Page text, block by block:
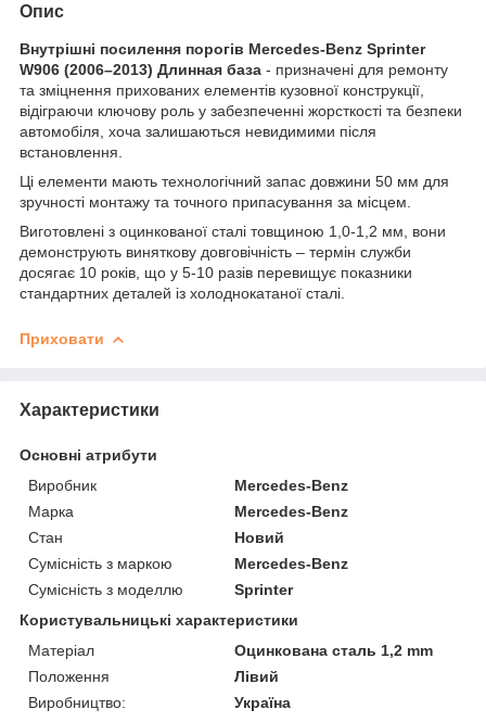
Опис
Внутрішні посилення порогів Mercedes-Benz Sprinter
W906 (2006–2013) Длинная база - призначені для ремонту
та зміцнення прихованих елементів кузовної конструкції,
відіграючи ключову роль у забезпеченні жорсткості та безпеки
автомобіля, хоча залишаються невидимими після
встановлення.
Ці елементи мають технологічний запас довжини 50 мм для
зручності монтажу та точного припасування за місцем.
Виготовлені з оцинкованої сталі товщиною 1,0-1,2 мм, вони
демонструють виняткову довговічність – термін служби
досягає 10 років, що у 5-10 разів перевищує показники
стандартних деталей із холоднокатаної сталі.
Приховати
Характеристики
Основні атрибути
Виробник
Mercedes-Benz
Марка
Mercedes-Benz
Стан
Новий
Сумісність з маркою
Mercedes-Benz
Сумісність з моделлю
Sprinter
Користувальницькі характеристики
Матеріал
Оцинкована сталь 1,2 mm
Положення
Лівий
Виробництво:
Україна